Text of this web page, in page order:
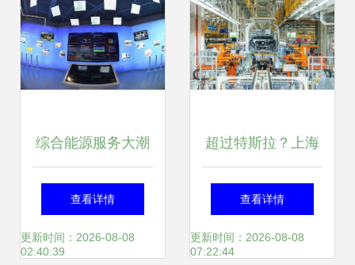
综合能源服务大潮
起，储热技术迎风
上
查看详情
更新时间：2026-08-08
02:40:39
超过特斯拉？上海
新添一座投资170
亿元超级工厂，它
查看详情
更新时间：2026-08-08
07:22:44